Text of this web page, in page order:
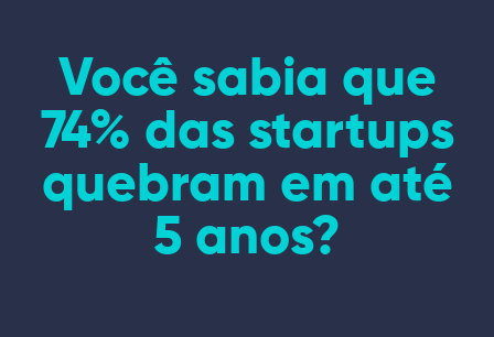
Você sabia que
74% das startups
quebram em até
5 anos?